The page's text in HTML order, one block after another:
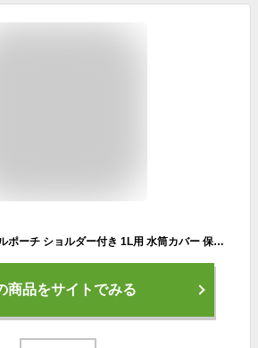
サーモス 保冷マイボトルポーチ ショルダー付き 1L用 水筒カバー 保冷バッグとしても使える アイソテック断熱構造 ストーンブラック APL-1000 STB
商品をサイトでみる